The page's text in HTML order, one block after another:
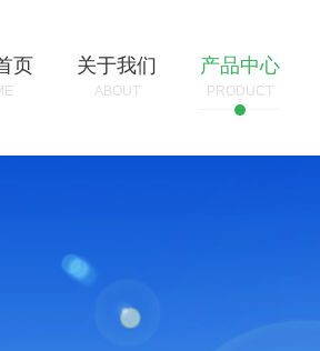
页 关于我们
ABOUT
产品中心
PRODUCT